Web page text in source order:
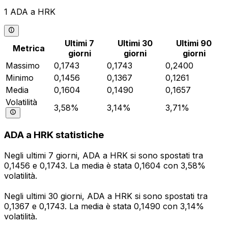
1 ADA a HRK
Metrica
Ultimi 7
giorni
Ultimi 30
giorni
Ultimi 90
giorni
Massimo
0,1743 0,1743
0,2400
Minimo
0,1456 0,1367
0,1261
Media
0,1604 0,1490
0,1657
Volatilità
3,58% 3,14% 3,71%
ADA a HRK statistiche
Negli ultimi 7 giorni, ADA a HRK si sono spostati tra
0,1456 e 0,1743. La media è stata 0,1604 con 3,58%
volatilità.
Negli ultimi 30 giorni, ADA a HRK si sono spostati tra
0,1367 e 0,1743. La media è stata 0,1490 con 3,14%
volatilità.